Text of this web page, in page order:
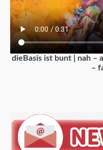
dieBasis ist bunt | nah –
–